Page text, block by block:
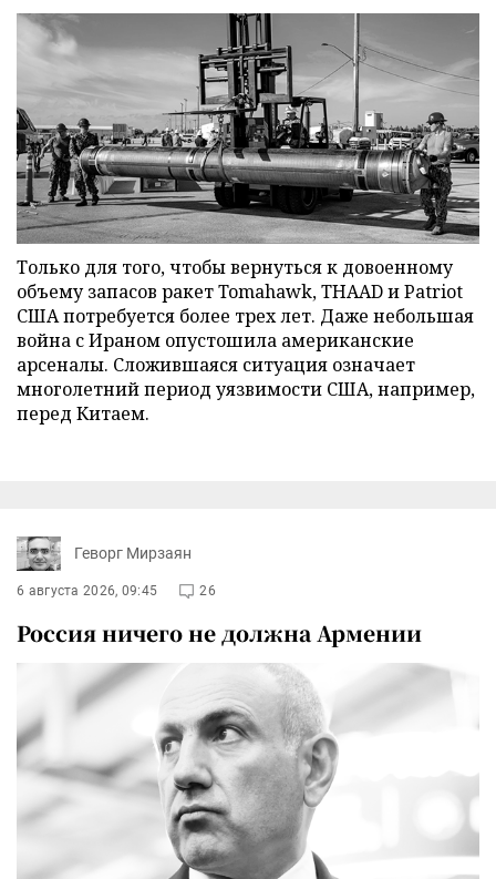
Только для того, чтобы вернуться к довоенному
объему запасов ракет Tomahawk, THAAD и Patriot
США потребуется более трех лет. Даже небольшая
война с Ираном опустошила американские
арсеналы. Сложившаяся ситуация означает
многолетний период уязвимости США, например,
перед Китаем.
Геворг Мирзаян
6 августа 2026, 09:45 26
Россия ничего не должна Армении